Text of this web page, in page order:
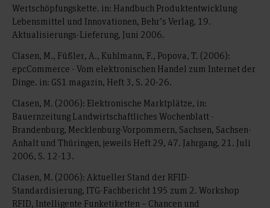
Wertschöpfungskette. in: Handbuch Produktentwicklung
Lebensmittel und Innovationen, Behr’s Verlag, 19.
Aktualisierungs-Lieferung, Juni 2006.
Clasen, M., Füßler, A., Kuhlmann, F., Popova, T. (2006):
epcCommerce - Vom elektronischen Handel zum Internet der
Dinge. in: GS1 magazin, Heft 3, S. 20-26.
Clasen, M. (2006): Elektronische Marktplätze, in:
Bauernzeitung Landwirtschaftliches Wochenblatt -
Brandenburg, Mecklenburg-Vorpommern, Sachsen, Sachsen-
Anhalt und Thüringen, jeweils Heft 29, 47. Jahrgang, 21. Juli
2006, S. 12-13.
Clasen, M. (2006): Aktueller Stand der RFID-
Standardisierung, ITG-Fachbericht 195 zum 2. Workshop
RFID, Intelligente Funketiketten – Chancen und